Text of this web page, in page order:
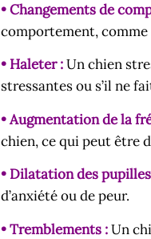
• Changements de
comportement,
• Haleter :Un chien
stressantes ou s’il ne
• Augmentation de la
chien, ce qui peut être
• Dilatation des
d’anxiété ou de peur.
• Tremblements :Un